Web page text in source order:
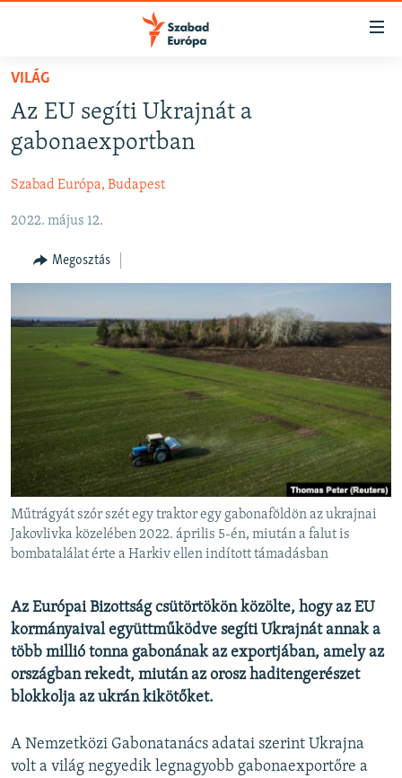
Akadálymentes
Ugrás
fő
oldalra
Ugrás
Ugrás
AKTUÁLIS
PODCASTOK
VIDEÓK
ELEMZŐ
NER15
TÁRSADALOM
DEMOKRÁCIA
A PÉNZ NYOMÁBAN
EURÓPAI UNIÓ
VILÁG
KLÍMAVÁLTOZÁS
A MÚLT TANULSÁGAI
Valamennyi RFE/RL weboldal
VILÁG
Az EU segíti Ukrajnát a
gabonaexportban
Szabad Európa, Budapest
2022. május 12.
Megosztás
Műtrágyát szór szét egy traktor egy gabonaföldön az ukrajnai
Jakovlivka közelében 2022. április 5-én, miután a falut is
bombatalálat érte a Harkiv ellen indított támadásban
Az Európai Bizottság csütörtökön közölte, hogy az EU
kormányaival együttműködve segíti Ukrajnát annak a
több millió tonna gabonának az exportjában, amely az
országban rekedt, miután az orosz haditengerészet
blokkolja az ukrán kikötőket.
A Nemzetközi Gabonatanács adatai szerint Ukrajna
volt a világ negyedik legnagyobb gabonaexportőre a
FELIRATKOZÁS